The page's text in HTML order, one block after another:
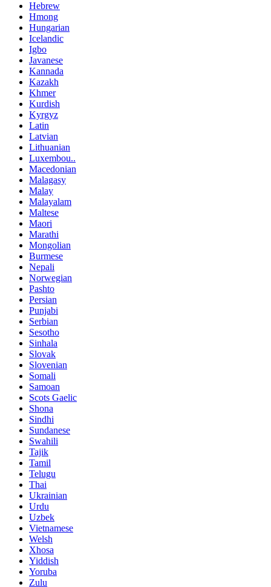
Hebrew
Hmong
Hungarian
Icelandic
Igbo
Javanese
Kannada
Kazakh
Khmer
Kurdish
Kyrgyz
Latin
Latvian
Lithuanian
Luxembou..
Macedonian
Malagasy
Malay
Malayalam
Maltese
Maori
Marathi
Mongolian
Burmese
Nepali
Norwegian
Pashto
Persian
Punjabi
Serbian
Sesotho
Sinhala
Slovak
Slovenian
Somali
Samoan
Scots Gaelic
Shona
Sindhi
Sundanese
Swahili
Tajik
Tamil
Telugu
Thai
Ukrainian
Urdu
Uzbek
Vietnamese
Welsh
Xhosa
Yiddish
Yoruba
Zulu